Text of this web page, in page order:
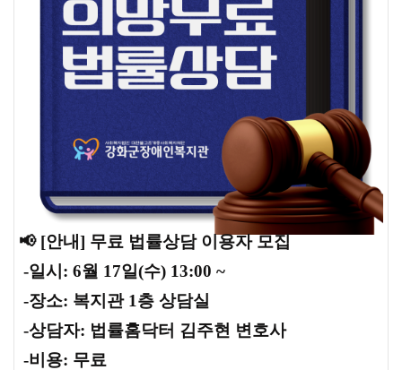
📢 [안내] 무료 법률상담 이용자 모집
-일시: 6월 17일(수) 13:00 ~
-장소: 복지관 1층 상담실
-상담자: 법률홈닥터 김주현 변호사
-비용: 무료